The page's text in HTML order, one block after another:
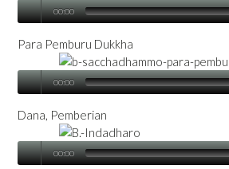
00:00
Para Pemburu Dukkha
00:00
Dana, Pemberian
00:00